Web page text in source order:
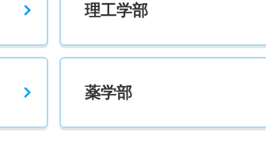
理工学部
薬学部